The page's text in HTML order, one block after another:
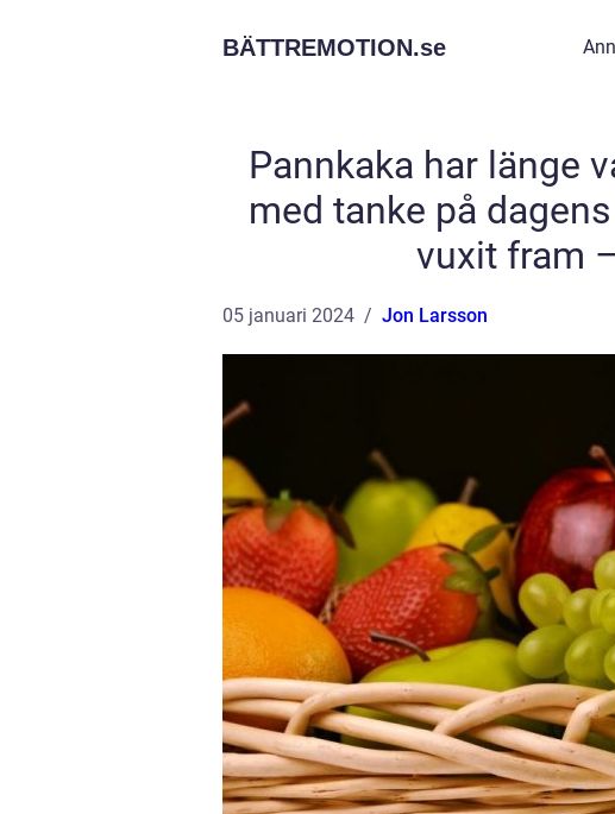
BÄTTREMOTION.se
Pannkaka har länge
med tanke på
vuxit fram
05 januari 2024 Jon Larsson